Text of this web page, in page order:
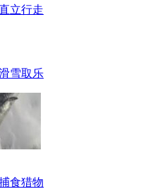
立行走
雪取乐
食猎物